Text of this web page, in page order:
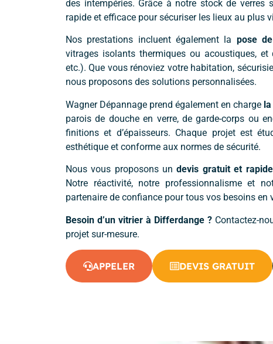
des intempéries. Grâce à notre stock de verres
rapide et efficace pour sécuriser les lieux au plus
Nos prestations incluent également la pose
vitrages isolants thermiques ou acoustiques,
etc.). Que vous rénoviez votre habitation,
nous proposons des solutions personnalisées.
Wagner Dépannage prend également en charge
parois de douche en verre, de garde-corps ou
finitions et d’épaisseurs. Chaque projet est
esthétique et conforme aux normes de sécurité.
Nous vous proposons undevis gratuit et rapide
Notre réactivité, notre professionnalisme et
partenaire de confiance pour tous vos besoins en
Besoin d’un vitrier à Differdange ?Contactez-
projet sur-mesure.
APPELER DEVIS GRATUIT